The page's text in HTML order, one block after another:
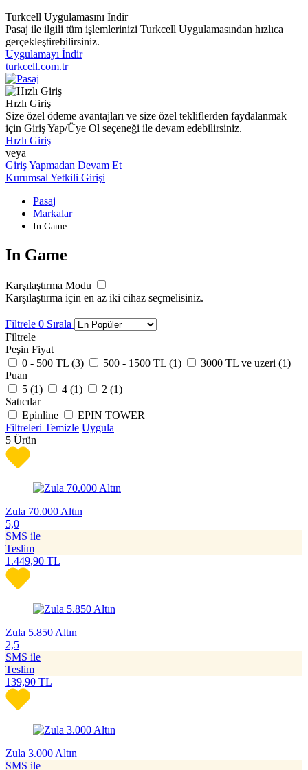
Turkcell Uygulamasını İndir
Pasaj ile ilgili tüm işlemlerinizi Turkcell Uygulamasından hızlıca
gerçekleştirebilirsiniz.
Uygulamayı İndir
turkcell.com.tr
Hızlı Giriş
Size özel ödeme avantajları ve size özel tekliflerden faydalanmak
için Giriş Yap/Üye Ol seçeneği ile devam edebilirsiniz.
Hızlı Giriş
veya
Giriş Yapmadan Devam Et
Kurumsal Yetkili Girişi
Pasaj
Markalar
In Game
In Game
Karşılaştırma Modu
Karşılaştırma için en az iki cihaz seçmelisiniz.
Filtrele 0 Sırala
Filtrele
Peşin Fiyat
0 - 500 TL (3) 500 - 1500 TL (1) 3000 TL ve uzeri (1)
Puan
5 (1) 4 (1) 2 (1)
Satıcılar
Epinline
EPIN TOWER
Filtreleri Temizle Uygula
5 Ürün
Zula 70.000 Altın
5,0
SMS ile
Teslim
1.449,90 TL
Zula 5.850 Altın
2,5
SMS ile
Teslim
139,90 TL
Zula 3.000 Altın
SMS ile